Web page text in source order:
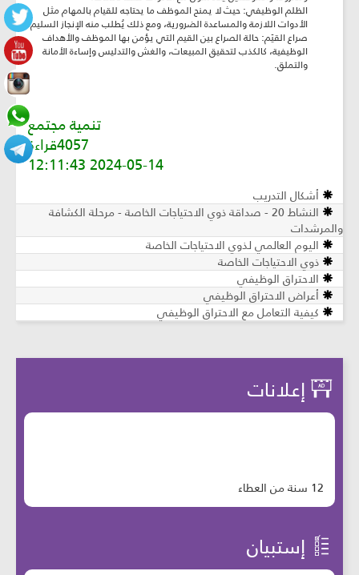
الظلم الوظيفي: حيث لا يمنح الموظف ما يحتاجه للقيام بالمهام مثل
الأدوات اللازمة والمساعدة الضرورية، ومع ذلك يُطلب منه الإنجاز السليم.
صراع القيَم: حالة الصراع بين القيم التي يؤمن بها الموظف والأهداف
الوظيفية، كالكذب لتحقيق المبيعات، والغش والتدليس وإساءة الأمانة
والتملق.
تنمية مجتمع
4057قراءة
2024-05-14 12:11:43
أشكال التدريب
النشاط 20 - صداقة ذوي الاحتياجات الخاصة - مرحلة الكشافة
والمرشدات
اليوم العالمي لذوي الاحتياجات الخاصة
ذوي الاحتياجات الخاصة
الاحتراق الوظيفي
أعراض الاحتراق الوظيفي
كيفية التعامل مع الاحتراق الوظيفي
إعلانات
12 سنة من العطاء
إستبيان